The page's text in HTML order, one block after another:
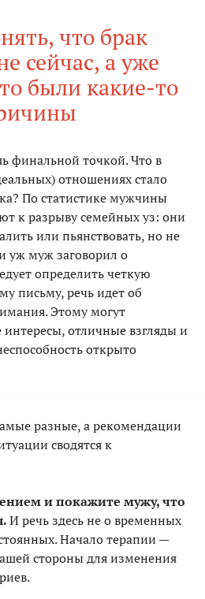
что брак
сейчас, а уже
были какие-то
финальной точкой. Что в
отношениях стало
По статистике мужчины
к разрыву семейных уз: они
или пьянствовать, но не
уж муж заговорил о
определить четкую
письму, речь идет об
Этому могут
интересы, отличные взгляды и
открыто
разные, а рекомендации
сводятся к
и покажите мужу, что
И речь здесь не о временных
Начало терапии —
стороны для изменения